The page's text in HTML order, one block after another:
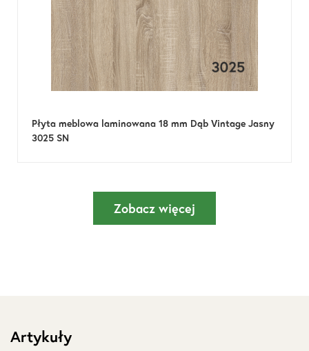
Płyta meblowa laminowana 18 mm Dąb Vintage Jasny
3025 SN
Zobacz więcej
Artykuły